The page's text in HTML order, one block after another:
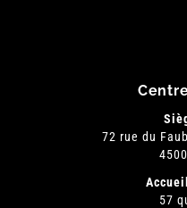
72 rue du
57